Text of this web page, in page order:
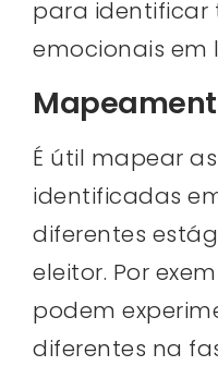
para identificar
emocionais em
É útil mapear
identificadas
diferentes
eleitor. Por
podem
diferentes na